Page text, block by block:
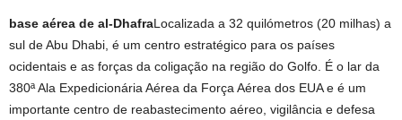
base aérea de al-DhafraLocalizada a 32 quilómetros (20 milhas) a
sul de Abu Dhabi, é um centro estratégico para os países
ocidentais e as forças da coligação na região do Golfo. É o lar da
380ª Ala Expedicionária Aérea da Força Aérea dos EUA e é um
importante centro de reabastecimento aéreo, vigilância e defesa